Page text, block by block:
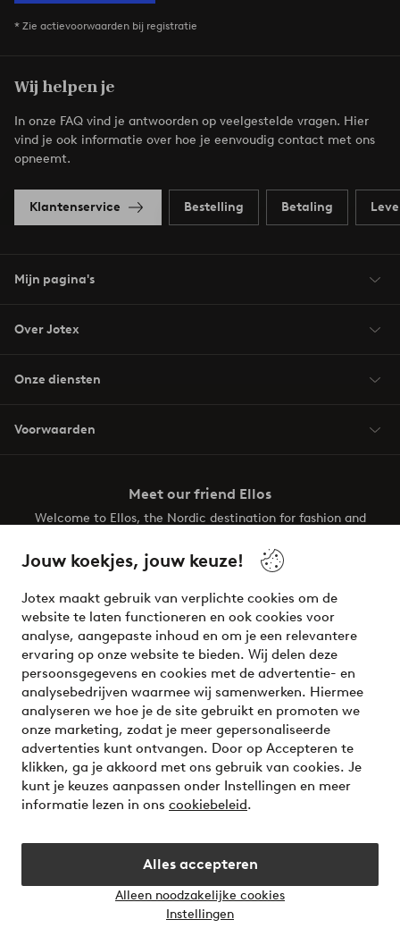
Jouw koekjes, jouw keuze!
Jotex maakt gebruik van verplichte cookies om de
website te laten functioneren en ook cookies voor
analyse, aangepaste inhoud en om je een relevantere
ervaring op onze website te bieden. Wij delen deze
persoonsgegevens en cookies met de advertentie- en
analysebedrijven waarmee wij samenwerken. Hiermee
analyseren we hoe je de site gebruikt en promoten we
onze marketing, zodat je meer gepersonaliseerde
advertenties kunt ontvangen. Door op Accepteren te
klikken, ga je akkoord met ons gebruik van cookies. Je
kunt je keuzes aanpassen onder Instellingen en meer
informatie lezen in ons cookiebeleid.
Alles accepteren
Alleen noodzakelijke cookies
Instellingen
* Zie actievoorwaarden bij registratie
Wij helpen je
In onze FAQ vind je antwoorden op veelgestelde vragen. Hier
vind je ook informatie over hoe je eenvoudig contact met ons
opneemt.
Klantenservice Bestelling Betaling
Mijn pagina's
Over Jotex
Onze diensten
Voorwaarden
Meet our friend Ellos
Welcome to Ellos, the Nordic destination for fashion and
your wardrobe. Your next inspiring look is here!
Veilig betalen - Nu betalen of opsplitsen
Wil je meer weten over onze betaalopties?